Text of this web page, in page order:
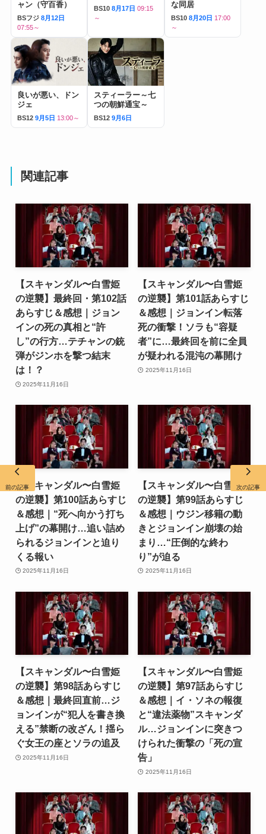
ャン（守百香）
BSフジ 8月12日
07:55～
BS10 8月17日 09:15
～
な同居
BS10 8月20日 17:00
～
良いが悪い、ドン
ジェ
BS12 9月5日 13:00～
スティーラー～七
つの朝鮮通宝～
BS12 9月6日
関連記事
【スキャンダル〜白雪姫
の逆襲】最終回・第102話
あらすじ＆感想｜ジョン
インの死の真相と“許
し”の行方…テチャンの銃
弾がジンホを撃つ結末
は！？
2025年11月16日
【スキャンダル〜白雪姫
の逆襲】第101話あらすじ
＆感想｜ジョンイン転落
死の衝撃！ソラも“容疑
者”に…最終回を前に全員
が疑われる混沌の幕開け
2025年11月16日
【スキャンダル〜白雪姫
の逆襲】第100話あらすじ
＆感想｜“死へ向かう打ち
上げ”の幕開け…追い詰め
られるジョンインと迫り
くる報い
2025年11月16日
【スキャンダル〜白雪姫
の逆襲】第99話あらすじ
＆感想｜ウジン移籍の動
きとジョンイン崩壊の始
まり…“圧倒的な終わ
り”が迫る
2025年11月16日
【スキャンダル〜白雪姫
の逆襲】第98話あらすじ
＆感想｜最終回直前…ジ
ョンインが“犯人を書き換
える”禁断の改ざん！揺ら
ぐ女王の座とソラの追及
2025年11月16日
【スキャンダル〜白雪姫
の逆襲】第97話あらすじ
＆感想｜イ・ソネの報復
と“違法薬物”スキャンダ
ル…ジョンインに突きつ
けられた衝撃の「死の宣
告」
2025年11月16日
前の記事 次の記事